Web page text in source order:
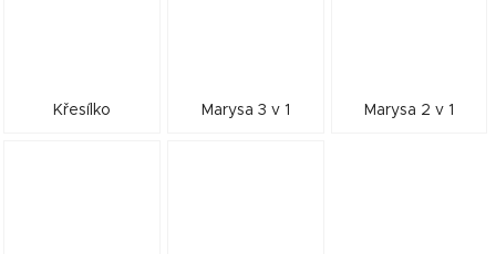
Křesílko Marysa 3 v 1 Marysa 2 v 1